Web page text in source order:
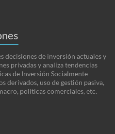
decisiones de inversión actuales y
privadas y analiza tendencias
de Inversión Socialmente
derivados, uso de gestión pasiva,
políticas comerciales, etc.